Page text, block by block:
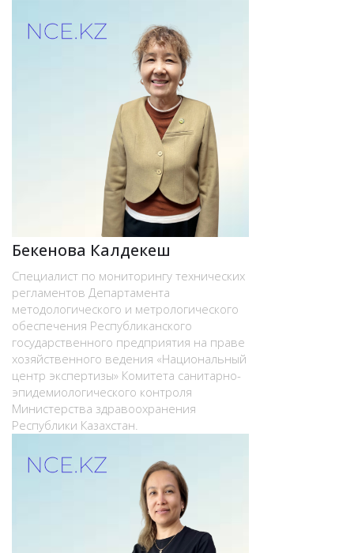
Бекенова Калдекеш
Специалист по мониторингу технических
регламентов Департамента
методологического и метрологического
обеспечения Республиканского
государственного предприятия на праве
хозяйственного ведения «Национальный
центр экспертизы» Комитета санитарно-
эпидемиологического контроля
Министерства здравоохранения
Республики Казахстан.